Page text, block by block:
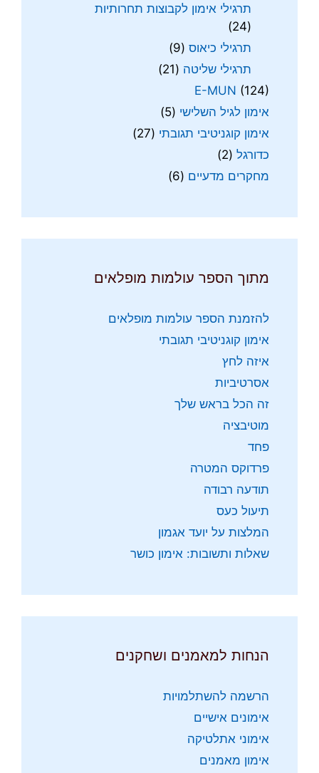
תרגילי אימון לקבוצות תחרותיות
(24)
תרגילי כיאוס (9)
תרגילי שליטה (21)
E-MUN (124)
אימון לגיל השלישי (5)
אימון קוגניטיבי תגובתי (27)
כדורגל (2)
מחקרים מדעיים (6)
מתוך הספר עולמות מופלאים
להזמנת הספר עולמות מופלאים
אימון קוגניטיבי תגובתי
איזה לחץ
אסרטיביות
זה הכל בראש שלך
מוטיבציה
פחד
פרדוקס המטרה
תודעה רבודה
תיעול כעס
המלצות על יועד אגמון
שאלות ותשובות: אימון כושר
הנחות למאמנים ושחקנים
הרשמה להשתלמויות
אימונים אישיים
אימוני אתלטיקה
אימון מאמנים